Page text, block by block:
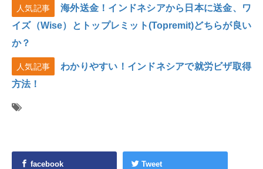
人気記事
海外送金！インドネシアから日本に送金、ワ
イズ（Wise）とトップレミット(Topremit)どちらが良い
か？
人気記事
わかりやすい！インドネシアで就労ビザ取得
方法！
facebook Tweet